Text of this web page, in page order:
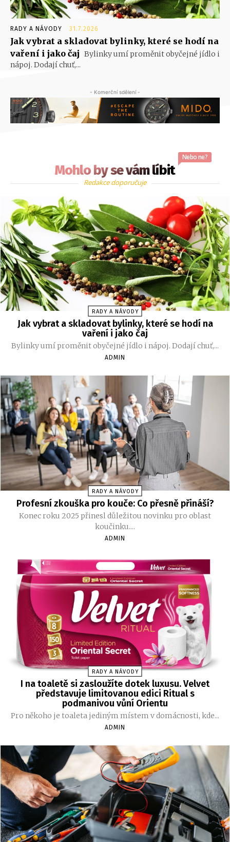
RADY A NÁVODY 31.7.2026
Jak vybrat a skladovat bylinky, které se hodí na
vaření i jako čaj Bylinky umí proměnit obyčejné jídlo i
nápoj. Dodají chuť,...
- Komerční sdělení -
Mohlo by se vám líbit
Nebo ne?
Redakce doporučuje
RADY A NÁVODY
Jak vybrat a skladovat bylinky, které se hodí na
vaření i jako čaj
Bylinky umí proměnit obyčejné jídlo i nápoj. Dodají chuť,...
ADMIN
RADY A NÁVODY
Profesní zkouška pro kouče: Co přesně přináší?
Konec roku 2025 přinesl důležitou novinku pro oblast
koučinku....
ADMIN
RADY A NÁVODY
I na toaletě si zasloužíte dotek luxusu. Velvet
představuje limitovanou edici Ritual s
podmanivou vůní Orientu
Pro někoho je toaleta jediným místem v domácnosti, kde...
ADMIN